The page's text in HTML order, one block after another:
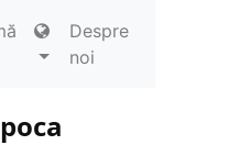
Despre
noi